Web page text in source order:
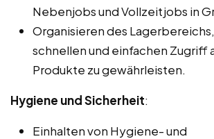
Nebenjobs und Vollzeitjobs in
Organisieren des
schnellen und einfachen Zugriff
Produkte zu gewährleisten.
Hygiene und Sicherheit:
Einhalten von Hygiene- und